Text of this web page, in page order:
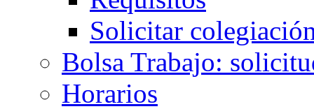
Solicitar
Bolsa Trabajo:
Horarios